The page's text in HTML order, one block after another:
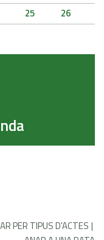
25
26
PER TIPUS D'ACTES